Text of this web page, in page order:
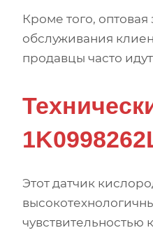
Кроме того,
обслуживания
продавцы часто
Этот датчик
чувствительностью